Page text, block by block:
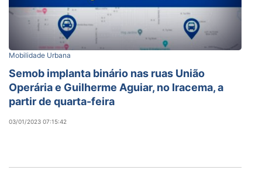
Mobilidade Urbana
Semob implanta binário nas ruas União
Operária e Guilherme Aguiar, no Iracema, a
partir de quarta-feira
03/01/2023 07:15:42